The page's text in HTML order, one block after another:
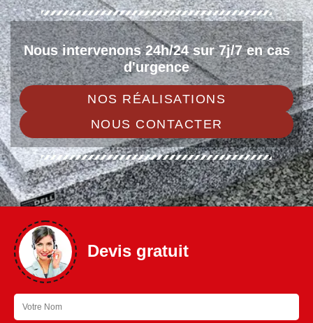
Nous intervenons 24h/24 sur 7j/7 en cas
d'urgence
NOS RÉALISATIONS
NOUS CONTACTER
Devis gratuit